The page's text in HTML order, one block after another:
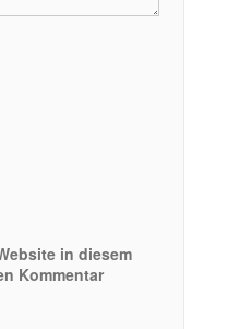
in diesem
Kommentar